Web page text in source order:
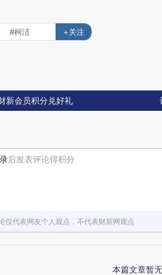
#柯洁 +关注
新会员积分兑好礼
后发表评论得积分
仅代表网友个人观点，不代表财新网观点
本篇文章暂